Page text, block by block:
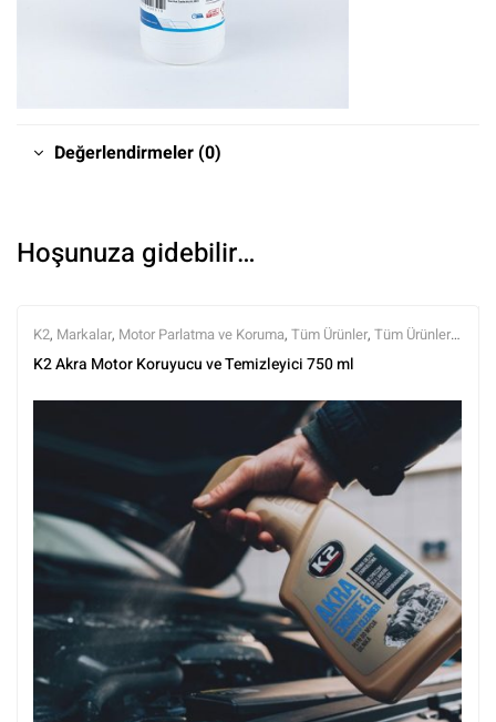
Değerlendirmeler (0)
Hoşunuza gidebilir…
K2, Markalar, Motor Parlatma ve Koruma, Tüm Ürünler, Tüm Ürünler,
Yıkama Ürünleri
K2 Akra Motor Koruyucu ve Temizleyici 750 ml